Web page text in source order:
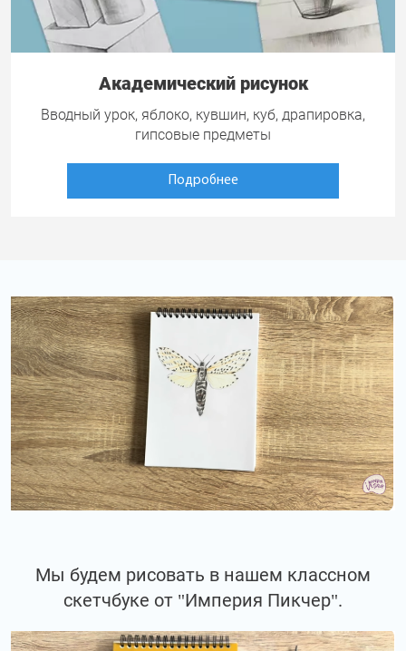
Академический рисунок
Вводный урок, яблоко, кувшин, куб, драпировка,
гипсовые предметы
Подробнее
Мы будем рисовать в нашем классном
скетчбуке от "Империя Пикчер".